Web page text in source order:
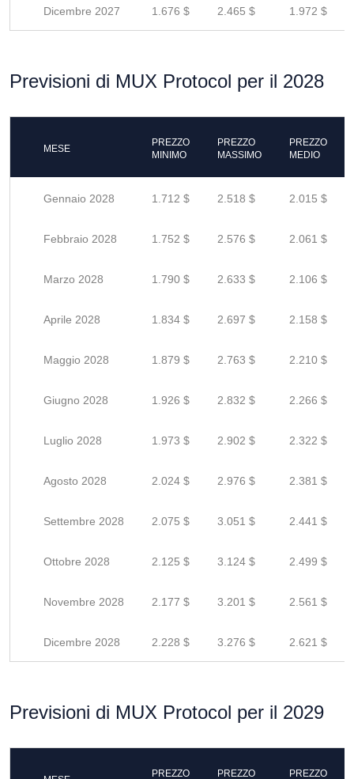
Dicembre 2027 1.676 $ 2.465 $ 1.972 $
Previsioni di MUX Protocol per il 2028
MESE
PREZZO
MINIMO
PREZZO
MASSIMO
PREZZO
MEDIO
Gennaio 2028 1.712 $ 2.518 $ 2.015 $
Febbraio 2028 1.752 $ 2.576 $ 2.061 $
Marzo 2028 1.790 $ 2.633 $ 2.106 $
Aprile 2028 1.834 $ 2.697 $ 2.158 $
Maggio 2028 1.879 $ 2.763 $ 2.210 $
Giugno 2028 1.926 $ 2.832 $ 2.266 $
Luglio 2028 1.973 $ 2.902 $ 2.322 $
Agosto 2028 2.024 $ 2.976 $ 2.381 $
Settembre 2028 2.075 $ 3.051 $ 2.441 $
Ottobre 2028 2.125 $ 3.124 $ 2.499 $
Novembre 2028 2.177 $ 3.201 $ 2.561 $
Dicembre 2028 2.228 $ 3.276 $ 2.621 $
Previsioni di MUX Protocol per il 2029
PREZZO
PREZZO
PREZZO